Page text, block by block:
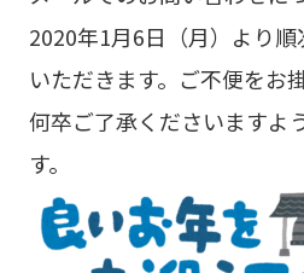
2020年1月6日（月）より
いただきます。ご不便をお
何卒ご了承くださいますよ
す。